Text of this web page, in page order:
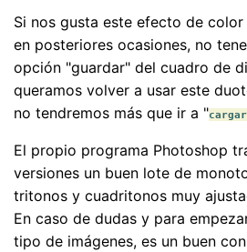
Si nos gusta este efecto de
en posteriores ocasiones, no
opción "guardar" del cuadro de
queramos volver a usar este
no tendremos más que ir a "cargar
El propio programa Photoshop
versiones un buen lote de
tritonos y cuadritonos muy
En caso de dudas y para
tipo de imágenes, es un buen